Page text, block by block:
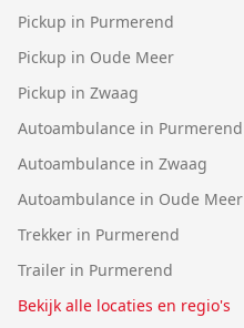
Pickup in Purmerend
Pickup in Oude Meer
Pickup in Zwaag
Autoambulance in Purmerend
Autoambulance in Zwaag
Autoambulance in Oude Meer
Trekker in Purmerend
Trailer in Purmerend
Bekijk alle locaties en regio's